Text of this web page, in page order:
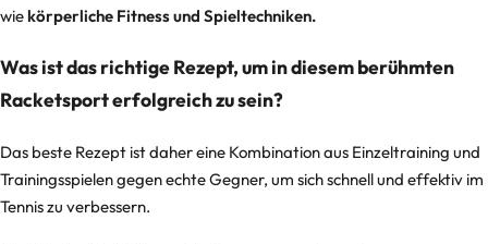
wiekörperliche Fitness und Spieltechniken.
Was ist das richtige Rezept, um in diesem berühmten
Racketsport erfolgreich zu sein?
Das beste Rezept ist daher eine Kombination aus Einzeltraining und
Trainingsspielen gegen echte Gegner, um sich schnell und effektiv im
Tennis zu verbessern.